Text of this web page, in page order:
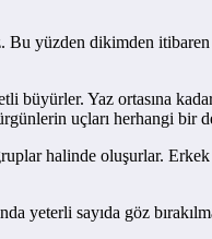
Bu yüzden dikimden
büyürler. Yaz ortasına
uçları herhangi bir
halinde oluşurlar.
yeterli sayıda göz